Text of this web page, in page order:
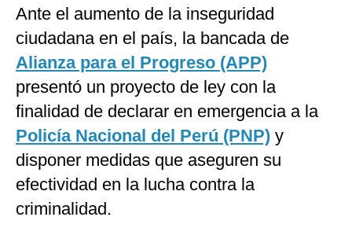
España
Internacional
Tecnología
Mix
G de Gestión
Ante el aumento de la inseguridad
ciudadana en el país, la bancada de
Alianza para el Progreso (APP)
presentó un proyecto de ley con la
finalidad de declarar en emergencia a la
Policía Nacional del Perú (PNP) y
disponer medidas que aseguren su
efectividad en la lucha contra la
criminalidad.